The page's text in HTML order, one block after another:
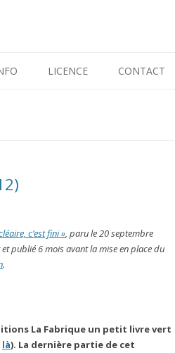
LICENCE CONTACT
c’est fini », paru le 20 septembre
publié 6 mois avant la mise en place du
.
La Fabrique un petit livre vert
là). La dernière partie de cet